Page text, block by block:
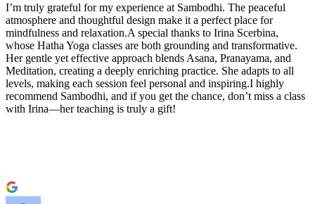
I’m truly grateful for my experience at Sambodhi. The peaceful
atmosphere and thoughtful design make it a perfect place for
mindfulness and relaxation.A special thanks to Irina Scerbina,
whose Hatha Yoga classes are both grounding and transformative.
Her gentle yet effective approach blends Asana, Pranayama, and
Meditation, creating a deeply enriching practice. She adapts to all
levels, making each session feel personal and inspiring.I highly
recommend Sambodhi, and if you get the chance, don’t miss a class
with Irina—her teaching is truly a gift!